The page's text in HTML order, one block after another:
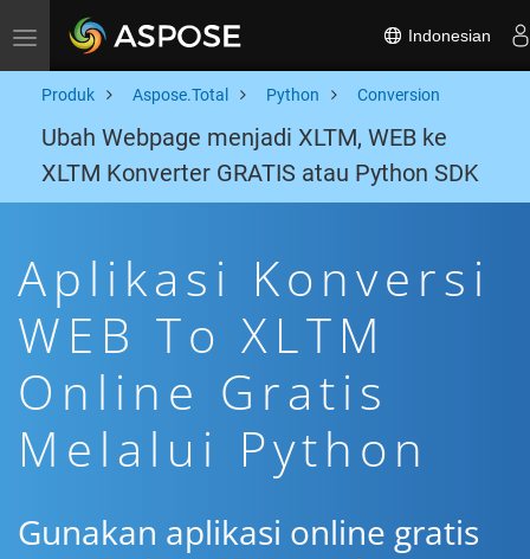
Toggle navigation Indonesian
Produk Aspose.Total Python Conversion
Ubah Webpage menjadi XLTM, WEB ke
XLTM Konverter GRATIS atau Python SDK
Aplikasi Konversi
WEB To XLTM
Online Gratis
Melalui Python
Gunakan aplikasi online gratis